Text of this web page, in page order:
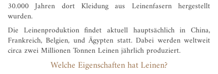
30.000 Jahren dort Kleidung aus Leinenfasern hergestellt
wurden.
Die Leinenproduktion findet aktuell hauptsächlich in China,
Frankreich, Belgien, und Ägypten statt. Dabei werden weltweit
circa zwei Millionen Tonnen Leinen jährlich produziert.
Welche Eigenschaften hat Leinen?